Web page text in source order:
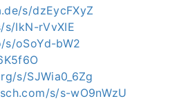
s/dzEycFXyZ
IkN-rVvXIE
oSoYd-bW2
s/SJWia0_6Zg
s/s-wO9nWzU